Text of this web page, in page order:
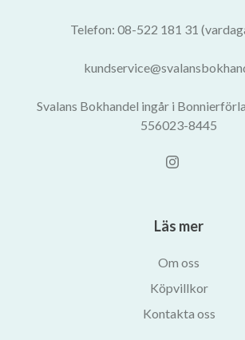
Telefon: 08-522 181 31
Svalans Bokhandel ingår i
556023-8445
Läs mer
Om oss
Köpvillkor
Kontakta oss